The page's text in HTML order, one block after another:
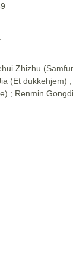
Zhizhu
(Et dukkehjem)
; Renmin